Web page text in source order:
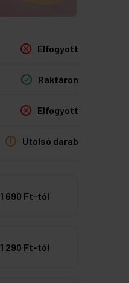
Elfogyott
Raktáron
Elfogyott
Utolsó darab
1 690 Ft-tól
1 290 Ft-tól